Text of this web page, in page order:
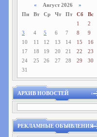
« Август 2026 »
Пн
Вт Ср Чт Пт Сб
Вс
1
2
3
4 5 6 7 8
9
10
11 12 13 14 15
16
17
18 19 20 21 22
23
24
25 26 27 28 29
30
31
АРХИВ НОВОСТЕЙ
РЕКЛАМНЫЕ ОБЪЯВЛЕНИЯ